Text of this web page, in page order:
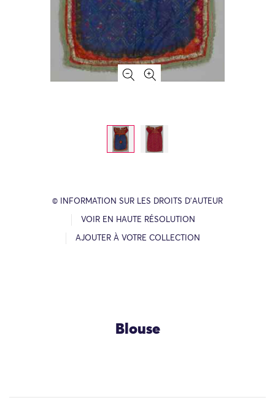
© INFORMATION SUR LES DROITS D’AUTEUR
VOIR EN HAUTE RÉSOLUTION
AJOUTER À VOTRE COLLECTION
Blouse